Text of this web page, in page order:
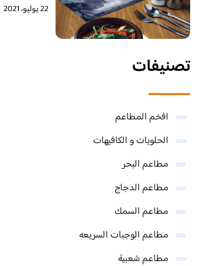
22 يوليو، 2021
تصنيفات
افخم المطاعم
الحلويات و الكافيهات ‎
مطاعم البحر
مطاعم الدجاج
مطاعم السمك
مطاعم الوجبات السريعه
مطاعم شعبية